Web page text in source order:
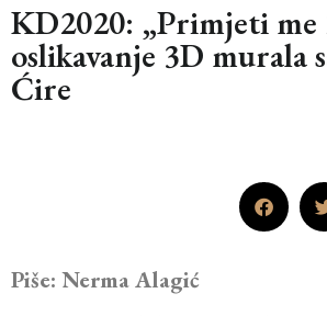
KD2020: „Primjeti me
oslikavanje 3D murala
Ćire
Piše: Nerma Alagić